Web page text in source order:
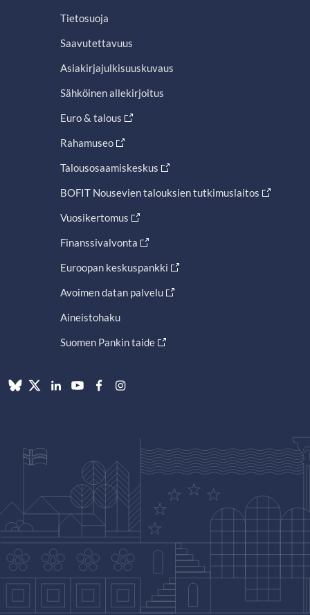
Tietosuoja
Saavutettavuus
Asiakirjajulkisuuskuvaus
Sähköinen allekirjoitus
Euro & talous
Rahamuseo
Talousosaamiskeskus
BOFIT Nousevien talouksien tutkimuslaitos
Vuosikertomus
Finanssivalvonta
Euroopan keskuspankki
Avoimen datan palvelu
Aineistohaku
Suomen Pankin taide